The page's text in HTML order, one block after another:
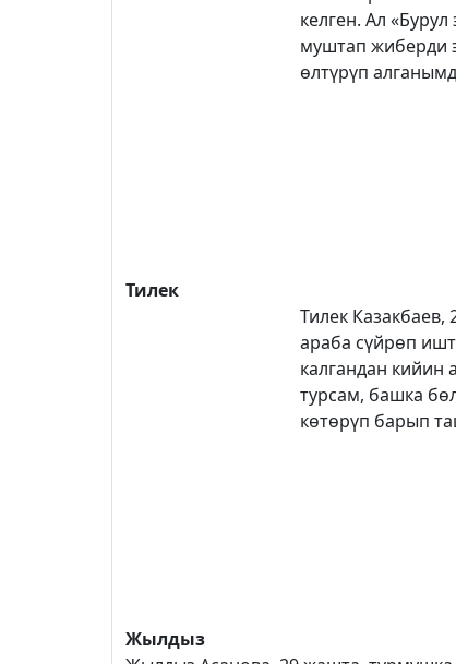
келген. Ал
муштап жиберди
өлтүрүп
Тилек
Тилек
араба сүйрөп
калгандан кийин
турсам, башка
көтөрүп барып
Жылдыз